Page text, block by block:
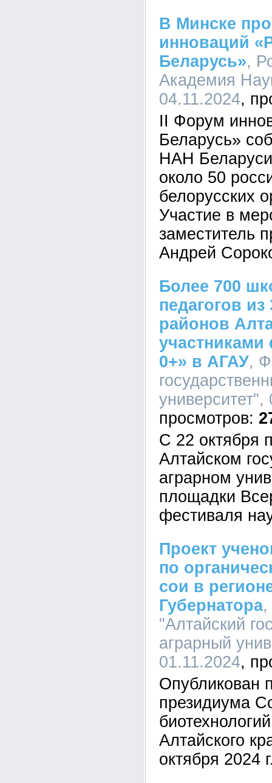
В Минске
инноваций
Беларусь»,
Академия
04.11.2024
II Форум
Беларусь»
НАН
около 50
белорусских
Участие в
заместитель
Андрей
Более 700
педагогов
районов
участниками
0+» в АГАУ,
С 22 октября
Алтайском
аграрном
площадки
фестиваля
Проект
по
сои в
Губернатора,
"Алтайский
аграрный
01.11.2024
Опубликован
президиума
Алтайского
октября 2024